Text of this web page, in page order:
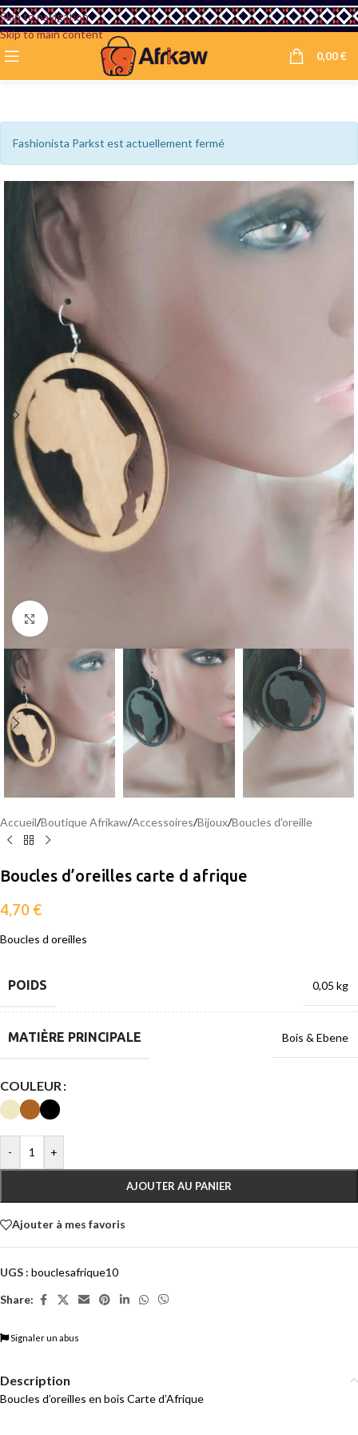
Skip to navigation
Skip to main content
0,00€
Fashionista Parkst est actuellement fermé
Agrandir
Accueil/Boutique Afrikaw/Accessoires/Bijoux/Boucles d'oreille
Boucles d’oreilles carte d afrique
4,70 €
Boucles d oreilles
POIDS 0,05 kg
MATIÈRE PRINCIPALE Bois & Ebene
COULEUR
- +
AJOUTER AU PANIER
Ajouter à mes favoris
UGS : bouclesafrique10
Share:
Signaler un abus
Description
Boucles d’oreilles en bois Carte d’Afrique